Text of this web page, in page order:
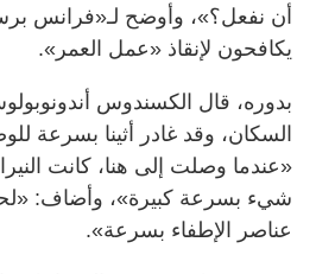
أن نفعل؟»، وأوضح لـ«فرانس
يكافحون لإنقاذ «عمل العمر».
بدوره، قال الكسندوس
السكان، وقد غادر أثينا بسرعة
«عندما وصلت إلى هنا، كانت
شيء بسرعة كبيرة»، وأضاف:
عناصر الإطفاء بسرعة».